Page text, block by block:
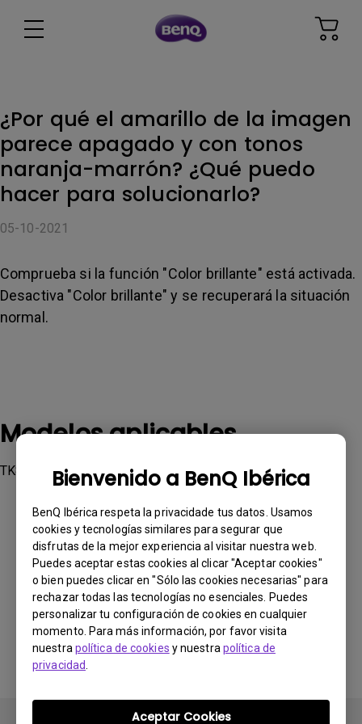
Bienvenido a BenQ Ibérica
BenQ Ibérica respeta la privacidade tus datos. Usamos
cookies y tecnologías similares para segurar que
disfrutas de la mejor experiencia al visitar nuestra web.
Puedes aceptar estas cookies al clicar "Aceptar cookies"
o bien puedes clicar en "Sólo las cookies necesarias" para
rechazar todas las tecnologías no esenciales. Puedes
personalizar tu configuración de cookies en cualquier
momento. Para más información, por favor visita
nuestra política de cookies y nuestra política de
privacidad
Aceptar Cookies
¿Por qué el amarillo de la imagen
parece apagado y con tonos
naranja-marrón? ¿Qué puedo
hacer para solucionarlo?
05-10-2021
Comprueba si la función "Color brillante" está activada.
Desactiva "Color brillante" y se recuperará la situación
normal.
Modelos aplicables
TK850, TK850i, W2700, W2700i
¿Le ha resultado útil esta información?